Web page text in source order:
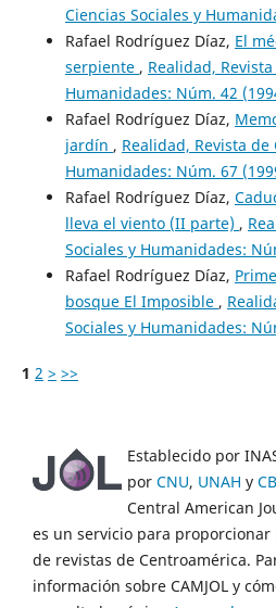
Ciencias Sociales y
Rafael Rodríguez Díaz, El
serpiente , Realidad,
Humanidades: Núm. 42
Rafael Rodríguez Díaz,
jardín , Realidad, Revista de
Humanidades: Núm. 67
Rafael Rodríguez Díaz,
lleva el viento (II parte) ,
Sociales y Humanidades:
Rafael Rodríguez Díaz,
bosque El Imposible ,
Sociales y Humanidades:
1 2 > >>
Establecido por
por CNU, UNAH y
Central American
es un servicio para
de revistas de Centroamérica.
información sobre CAMJOL y